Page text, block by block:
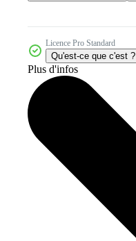
Licence Pro Standard
Qu'est-ce que c'est ?
Plus d'infos